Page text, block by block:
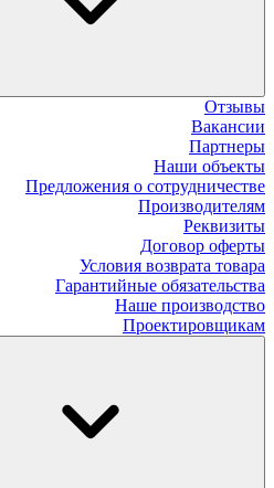
Отзывы
Вакансии
Партнеры
Наши объекты
Предложения о сотрудничестве
Производителям
Реквизиты
Договор оферты
Условия возврата товара
Гарантийные обязательства
Наше производство
Проектировщикам